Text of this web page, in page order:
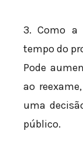
3. Como a
tempo do
Pode
ao
uma
público.